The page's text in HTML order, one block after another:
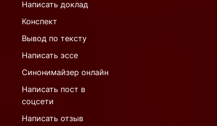
Написать доклад
Конспект
Вывод по тексту
Написать эссе
Синонимайзер онлайн
Написать пост в
соцсети
Написать отзыв